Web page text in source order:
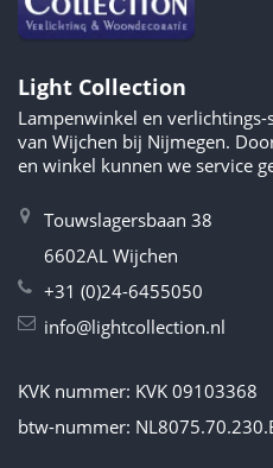
Light Collection
Lampenwinkel en
van Wijchen bij Nijmegen.
en winkel kunnen we service
Touwslagersbaan 38
6602AL Wijchen
+31 (0)24-6455050
info@lightcollection.nl
KVK nummer: KVK 09103368
btw-nummer: